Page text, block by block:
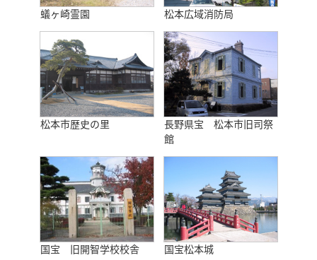
蟻ヶ崎霊園 松本広域消防局
松本市歴史の里
長野県宝 松本市旧司祭
館
国宝 旧開智学校校舎 国宝松本城